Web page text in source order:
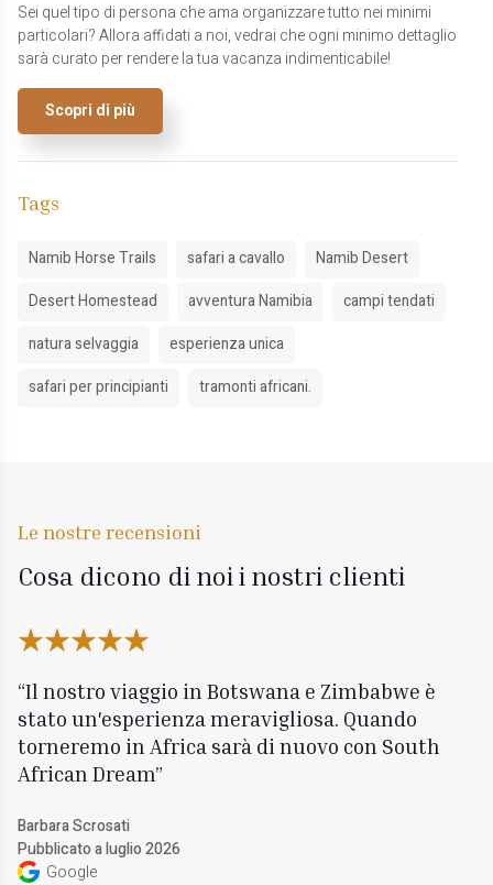
Sei quel tipo di persona che ama organizzare tutto nei minimi
particolari? Allora affidati a noi, vedrai che ogni minimo dettaglio
sarà curato per rendere la tua vacanza indimenticabile!
Scopri di più
Tags
Namib Horse Trails safari a cavallo
Namib Desert
Desert Homestead
avventura Namibia
campi tendati
natura selvaggia
esperienza unica
safari per principianti
tramonti africani.
Le nostre recensioni
Cosa dicono di noi i nostri clienti
Il nostro viaggio in Botswana e Zimbabwe è
stato un'esperienza meravigliosa. Quando
torneremo in Africa sarà di nuovo con South
African Dream
Barbara Scrosati
Pubblicato a luglio 2026
Google